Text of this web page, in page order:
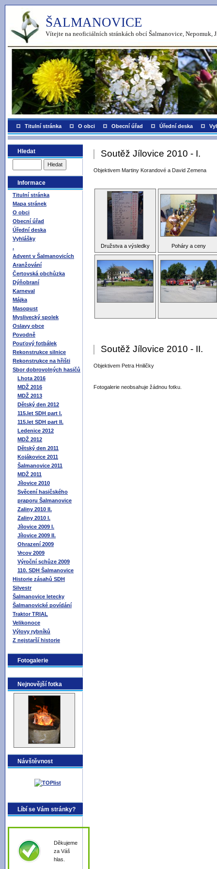
ŠALMANOVICE
Vítejte na neoficiálních stránkách obcí Šalmanovice, Nepomuk,
Titulní stránka O obci Obecní úřad Úřední deska
Hledat
Informace
Titulní stránka
Mapa stránek
O obci
Obecní úřad
Úřední deska
Vyhlášky
.
Advent v Šalmanovicích
Aranžování
Čertovská obchůzka
Dýňobraní
Karneval
Májka
Masopust
Myslivecký spolek
Oslavy obce
Povodně
Pouťový fotbálek
Rekonstrukce silnice
Rekonstrukce na hřišti
Sbor dobrovolných hasičů
Lhota 2016
MDŽ 2016
MDŽ 2013
Dětský den 2012
115.let SDH part I.
115.let SDH part II.
Ledenice 2012
MDŽ 2012
Dětský den 2011
Kojákovice 2011
Šalmanovice 2011
MDŽ 2011
Jílovice 2010
Svěcení hasičského
praporu Šalmanovice
Zaliny 2010 II.
Zaliny 2010 I.
Jílovice 2009 I.
Jílovice 2009 II.
Ohrazení 2009
Vrcov 2009
Výroční schůze 2009
110. SDH Šalmanovice
Historie zásahů SDH
Silvestr
Šalmanovice letecky
Šalmanovické povídání
Traktor TRIAL
Velikonoce
Výlovy rybníků
Z nejstarší historie
Fotogalerie
Nejnovější fotka
Návštěvnost
Líbí se Vám stránky?
Děkujeme
za Váš
hlas.
Soutěž Jílovice 2010 - I.
Objektivem Martiny Korandové a David Zemena
Družstva a výsledky Poháry a ceny
Soutěž Jílovice 2010 - II.
Objektivem Petra Hniličky
Fotogalerie neobsahuje žádnou fotku.